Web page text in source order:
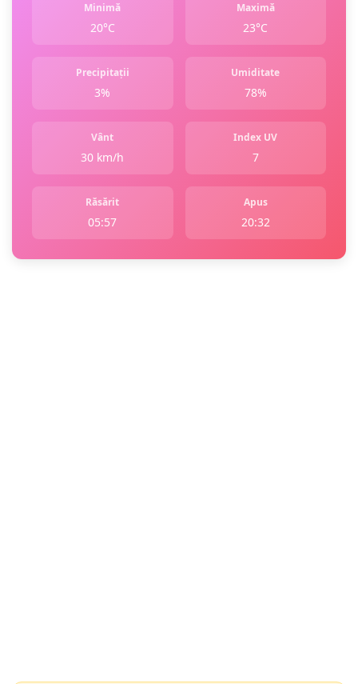
Minimă
20°C
Maximă
23°C
Precipitații
3%
Umiditate
78%
Vânt
30 km/h
Index UV
7
Răsărit
05:57
Apus
20:32